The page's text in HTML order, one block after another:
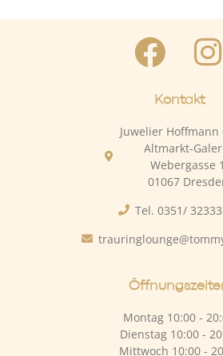
Kontakt
Juwelier Hoffmann
Altmarkt-
Webergasse 1
01067
Tel. 0351/
Montag 10:00 -
Dienstag 10:00 -
Mittwoch 10:00 -